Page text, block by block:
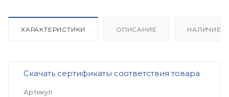
ХАРАКТЕРИСТИКИ ОПИСАНИЕ НАЛИЧИЕ
Скачать сертификаты соответствия товара
Артикул